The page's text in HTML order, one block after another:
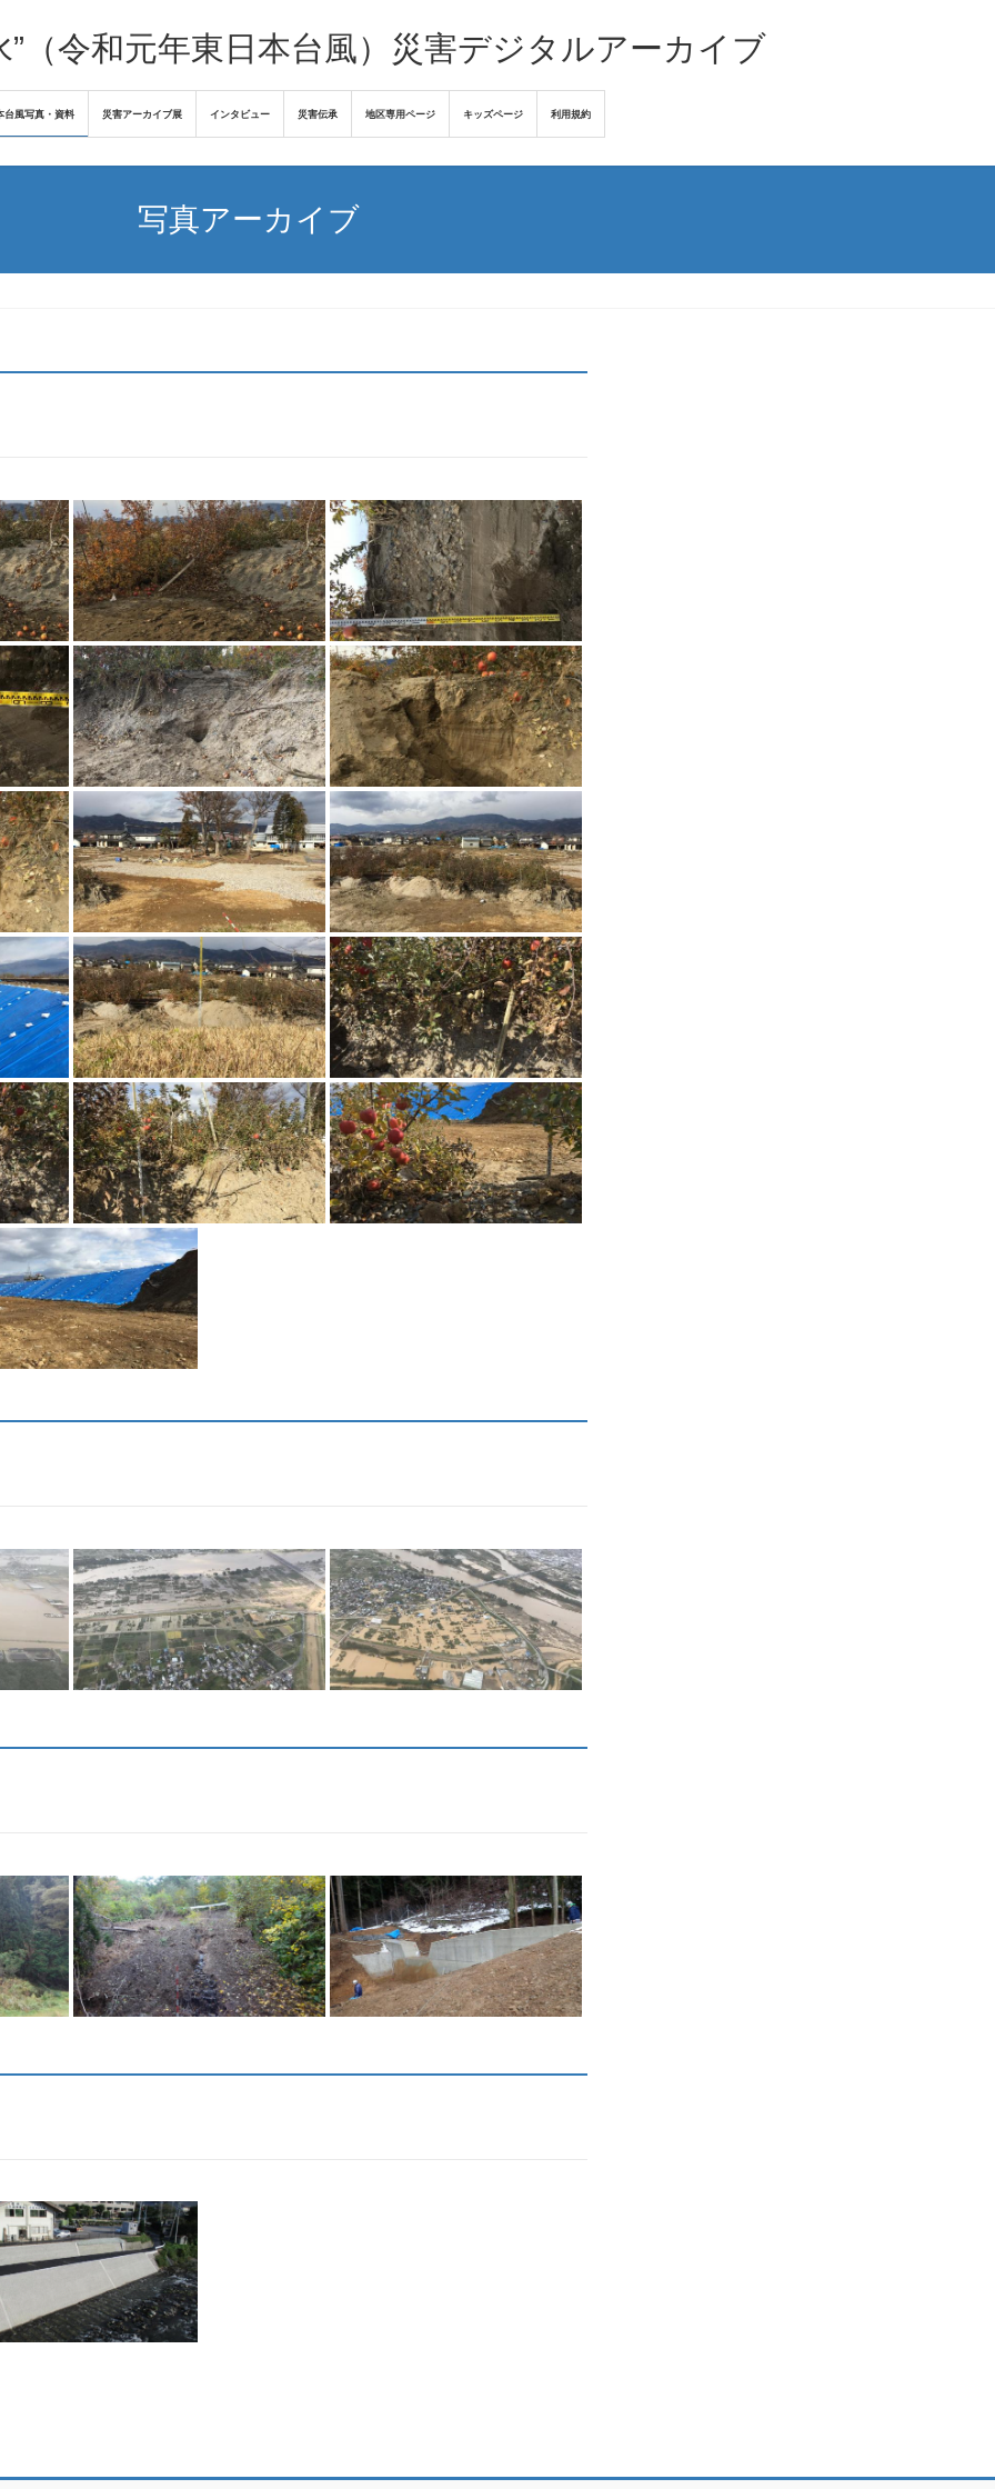
”（令和元年東日本台風）災害デジタルアーカイブ
台風写真・資料 災害アーカイブ展 インタビュー 災害伝承 地区専用ページ キッズページ 利用規約
写真アーカイブ